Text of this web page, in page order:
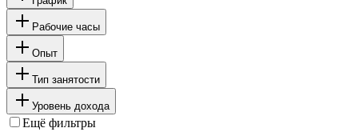
Рабочие часы
Опыт
Тип занятости
Уровень дохода
Ещё фильтры